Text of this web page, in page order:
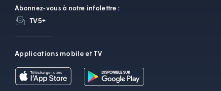
Abonnez-vous à notre infolettre :
TV5+
Applications mobile et TV